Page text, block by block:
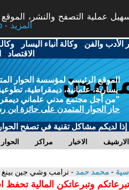
عملية التصفح والنشر،
More info - المزيد
الأدب والفن -وكالة أنباء اليسار -
الاقتصاد -
الموقع الرئيسي لمؤسسة الحوار
يسارية، علمانية، ديمقراطية،
"من أجل مجتمع مدني علماني
حاز الحوار المتمدن على جائزة ابن
إذا لديكم مشاكل تقنية في تصفح
مراكز الاخبار
- محمد حمد - ترامب وشي جين بينغ
تبرعاتكم وتبرعاتكن المالية